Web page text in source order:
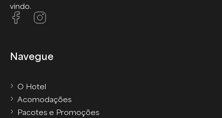
vindo.
Navegue
O Hotel
Acomodações
Pacotes e Promoções